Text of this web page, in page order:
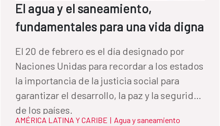
El agua y el saneamiento,
fundamentales para una vida digna
El 20 de febrero es el día designado por
Naciones Unidas para recordar a los estados
la importancia de la justicia social para
garantizar el desarrollo, la paz y la seguridad
de los países.
AMÉRICA LATINA Y CARIBE | Agua y saneamiento